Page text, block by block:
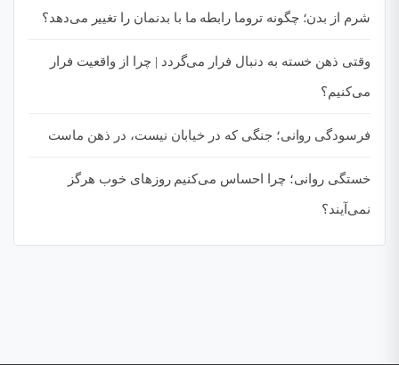
شرم از بدن؛ چگونه تروما رابطه ما با بدنمان را تغییر می‌دهد؟
وقتی ذهن خسته به دنبال فرار می‌گردد | چرا از واقعیت فرار
می‌کنیم؟
فرسودگی روانی؛ جنگی که در خیابان نیست، در ذهن ماست
خستگی روانی؛ چرا احساس می‌کنیم روزهای خوب هرگز
نمی‌آیند؟